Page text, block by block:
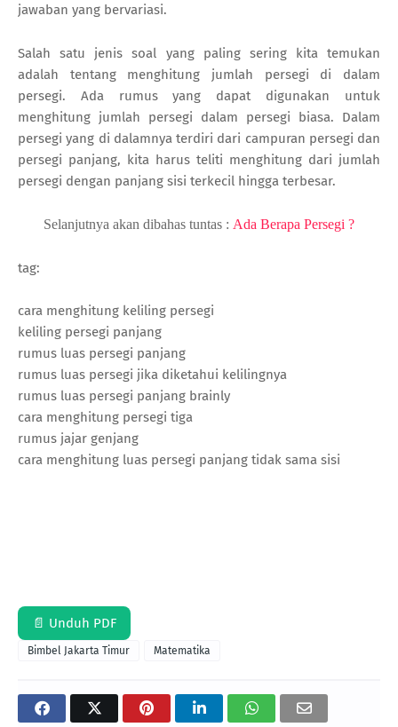
jawaban yang bervariasi.
Salah satu jenis soal yang paling sering kita temukan
adalah tentang menghitung jumlah persegi di dalam
persegi. Ada rumus yang dapat digunakan untuk
menghitung jumlah persegi dalam persegi biasa. Dalam
persegi yang di dalamnya terdiri dari campuran persegi dan
persegi panjang, kita harus teliti menghitung dari jumlah
persegi dengan panjang sisi terkecil hingga terbesar.
Selanjutnya akan dibahas tuntas : Ada Berapa Persegi ?
tag:
cara menghitung keliling persegi
keliling persegi panjang
rumus luas persegi panjang
rumus luas persegi jika diketahui kelilingnya
rumus luas persegi panjang brainly
cara menghitung persegi tiga
rumus jajar genjang
cara menghitung luas persegi panjang tidak sama sisi
📄 Unduh PDF
Bimbel Jakarta Timur Matematika